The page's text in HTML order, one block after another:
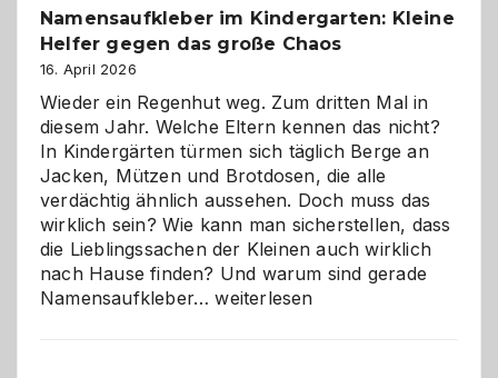
ist
eine
die
richtige
Wahl?
Namensaufkleber im Kindergarten: Kleine
Helfer gegen das große Chaos
16. April 2026
Wieder ein Regenhut weg. Zum dritten Mal in
diesem Jahr. Welche Eltern kennen das nicht?
In Kindergärten türmen sich täglich Berge an
Jacken, Mützen und Brotdosen, die alle
verdächtig ähnlich aussehen. Doch muss das
wirklich sein? Wie kann man sicherstellen, dass
die Lieblingssachen der Kleinen auch wirklich
nach Hause finden? Und warum sind gerade
Namensaufkleber…Namensaufkleber
weiterlesen